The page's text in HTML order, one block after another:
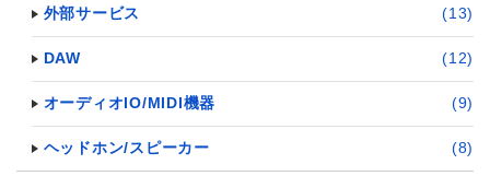
外部サービス (13)
DAW (12)
オーディオIO/MIDI機器 (9)
ヘッドホン/スピーカー (8)